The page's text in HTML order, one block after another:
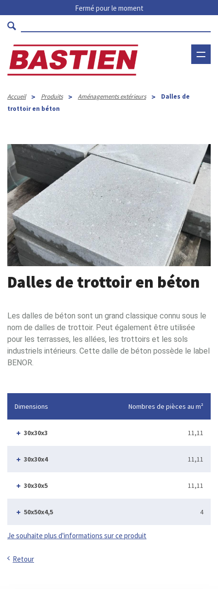
Fermé pour le moment
Accueil > Produits > Aménagements extérieurs >
Dalles de
trottoir en béton
Dalles de trottoir en béton
Les dalles de béton sont un grand classique connu sous le
nom de dalles de trottoir. Peut également être utilisée
pour les terrasses, les allées, les trottoirs et les sols
industriels intérieurs. Cette dalle de béton possède le label
BENOR.
Dimensions Nombres de pièces au m²
30x30x3 11,11
30x30x4 11,11
30x30x5 11,11
50x50x4,5 4
Je souhaite plus d'informations sur ce produit
Retour